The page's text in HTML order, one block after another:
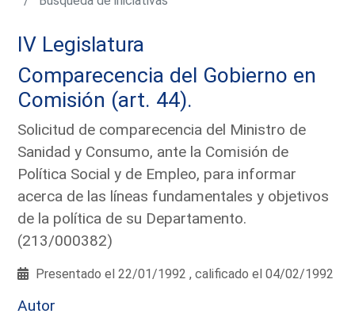
IV Legislatura
Comparecencia del Gobierno en
Comisión (art. 44).
Solicitud de comparecencia del Ministro de
Sanidad y Consumo, ante la Comisión de
Política Social y de Empleo, para informar
acerca de las líneas fundamentales y objetivos
de la política de su Departamento.
(213/000382)
Presentado el 22/01/1992 , calificado el 04/02/1992
Autor